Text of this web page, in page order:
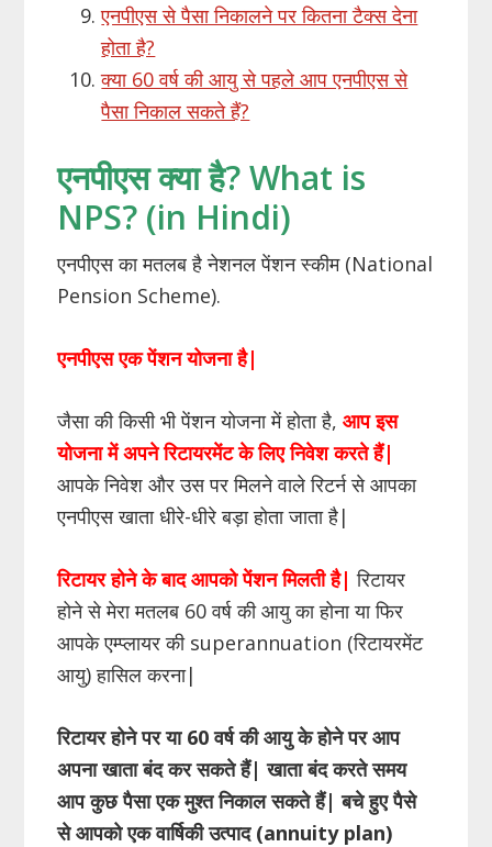
एनपीएस से पैसा निकालने पर कितना टैक्स देना
होता है?
क्या 60 वर्ष की आयु से पहले आप एनपीएस से
पैसा निकाल सकते हैं?
एनपीएस क्या है? What is
NPS? (in Hindi)
एनपीएस का मतलब है नेशनल पेंशन स्कीम (National
Pension Scheme).
एनपीएस एक पेंशन योजना है|
जैसा की किसी भी पेंशन योजना में होता है, आप इस
योजना में अपने रिटायरमेंट के लिए निवेश करते हैं|
आपके निवेश और उस पर मिलने वाले रिटर्न से आपका
एनपीएस खाता धीरे-धीरे बड़ा होता जाता है|
रिटायर होने के बाद आपको पेंशन मिलती है| रिटायर
होने से मेरा मतलब 60 वर्ष की आयु का होना या फिर
आपके एम्प्लायर की superannuation (रिटायरमेंट
आयु) हासिल करना|
रिटायर होने पर या 60 वर्ष की आयु के होने पर आप
अपना खाता बंद कर सकते हैं| खाता बंद करते समय
आप कुछ पैसा एक मुश्त निकाल सकते हैं| बचे हुए पैसे
से आपको एक वार्षिकी उत्पाद (annuity plan)